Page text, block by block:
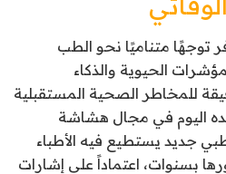
توجهًا متناميًا نحو الطب
الحيوية والذكاء
للمخاطر الصحية المستقبلية
اليوم في مجال هشاشة
جديد يستطيع فيه الأطباء
بسنوات، اعتماداً على إشارات